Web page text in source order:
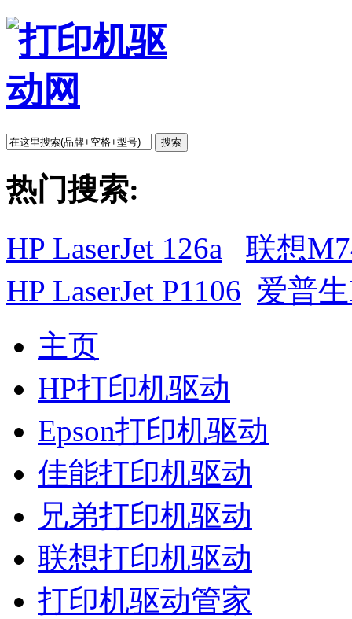
搜索
热门搜索:
HP LaserJet 126a
联想
HP LaserJet P1106 爱普
主页
HP打印机驱动
Epson打印机驱动
佳能打印机驱动
兄弟打印机驱动
联想打印机驱动
打印机驱动管家